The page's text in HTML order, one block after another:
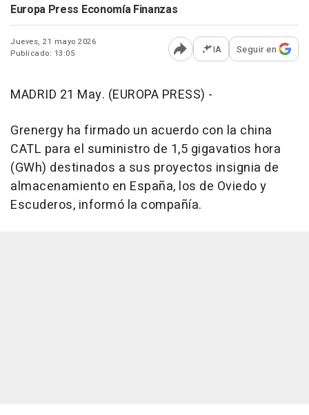
Europa Press Economía Finanzas
Jueves, 21 mayo 2026
Publicado: 13:05
Abrir opciones para
IA Seguir en
MADRID 21 May. (EUROPA PRESS) -
Grenergy ha firmado un acuerdo con la china
CATL para el suministro de 1,5 gigavatios hora
(GWh) destinados a sus proyectos insignia de
almacenamiento en España, los de Oviedo y
Escuderos, informó la compañía.